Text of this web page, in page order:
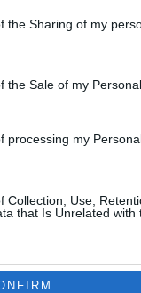
the Sharing of my
the Sale of my Personal
processing my
Collection, Use,
that Is Unrelated
mantenga
mayúsculas e